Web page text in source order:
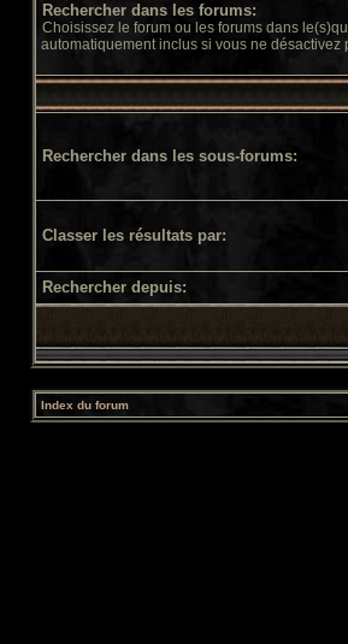
Rechercher dans les forums:
Choisissez le forum ou les forums dans
automatiquement inclus si vous ne désactivez
Rechercher dans les sous-forums:
Classer les résultats par:
Rechercher depuis:
Index du forum